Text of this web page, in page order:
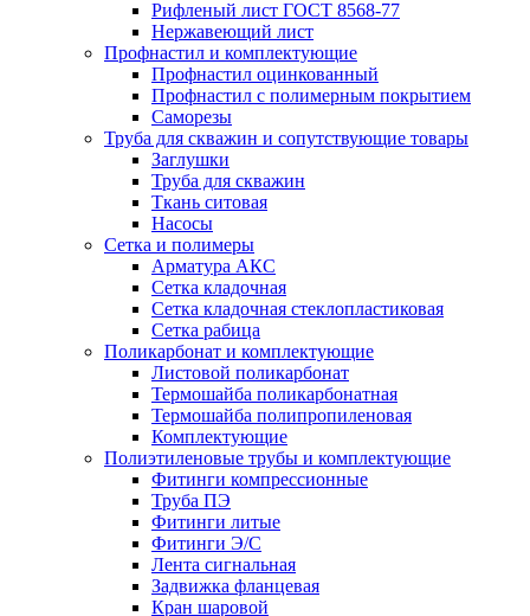
Рифленый лист ГОСТ 8568-77
Нержавеющий лист
Профнастил и комплектующие
Профнастил оцинкованный
Профнастил с полимерным покрытием
Саморезы
Труба для скважин и сопутствующие товары
Заглушки
Труба для скважин
Ткань ситовая
Насосы
Сетка и полимеры
Арматура АКС
Сетка кладочная
Сетка кладочная стеклопластиковая
Сетка рабица
Поликарбонат и комплектующие
Листовой поликарбонат
Термошайба поликарбонатная
Термошайба полипропиленовая
Комплектующие
Полиэтиленовые трубы и комплектующие
Фитинги компрессионные
Труба ПЭ
Фитинги литые
Фитинги Э/С
Лента сигнальная
Задвижка фланцевая
Кран шаровой